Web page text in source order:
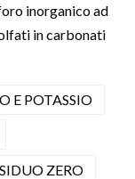
inorganico ad
in carbonati
E POTASSIO
ZERO